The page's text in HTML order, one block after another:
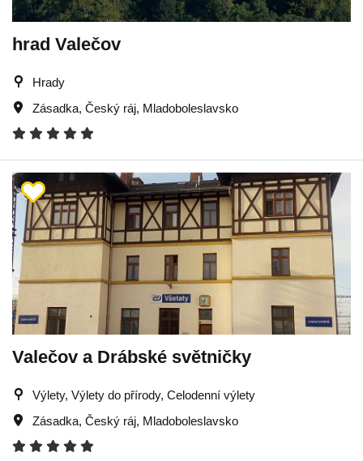
hrad Valečov
Hrady
Zásadka, Český ráj, Mladoboleslavsko
Valečov a Drábské světničky
Výlety, Výlety do přírody, Celodenní výlety
Zásadka, Český ráj, Mladoboleslavsko